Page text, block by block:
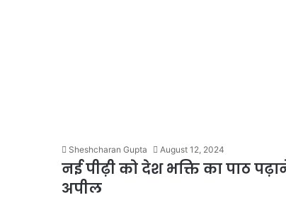
Sheshcharan Gupta August 12, 2024
नई पीढ़ी को देश भक्ति का पाठ
अपील